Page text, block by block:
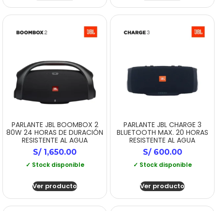
PARLANTE JBL BOOMBOX 2
80W 24 HORAS DE DURACIÓN
RESISTENTE AL AGUA
S/1,650.00
✓ Stock disponible
Ver producto
PARLANTE JBL CHARGE 3
BLUETOOTH MAX. 20 HORAS
RESISTENTE AL AGUA
S/600.00
✓ Stock disponible
Ver producto